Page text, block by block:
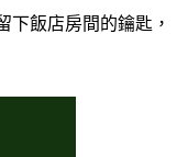
飯店房間的鑰匙，